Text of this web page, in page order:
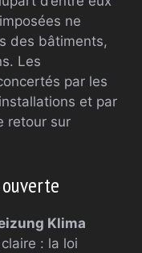
ne
des bâtiments,
Les
par les
et par
retour sur
Klima
: la loi